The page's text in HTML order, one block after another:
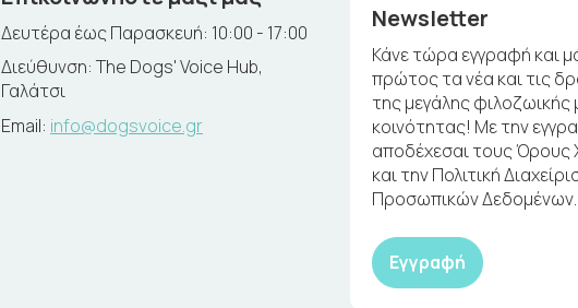
Δευτέρα έως Παρασκευή: 10:00 - 17:00
Διεύθυνση: The Dogs' Voice Hub,
Γαλάτσι
Email: info@dogsvoice.gr
Newsletter
Κάνε τώρα εγγραφή και
πρώτος τα νέα και τις
της μεγάλης φιλοζωικής
κοινότητας! Με την
αποδέχεσαι τους Όρους
και την Πολιτική
Προσωπικών Δεδομένων.
Εγγραφή